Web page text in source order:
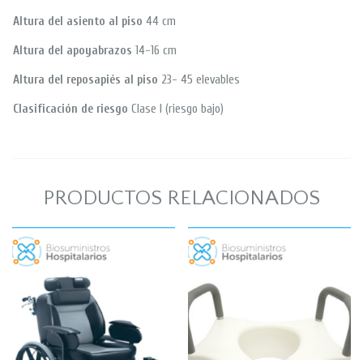
Altura del asiento al piso 44 cm
Altura del apoyabrazos 14-16 cm
Altura del reposapiés al piso 23- 45 elevables
Clasificación de riesgo Clase I (riesgo bajo)
PRODUCTOS RELACIONADOS